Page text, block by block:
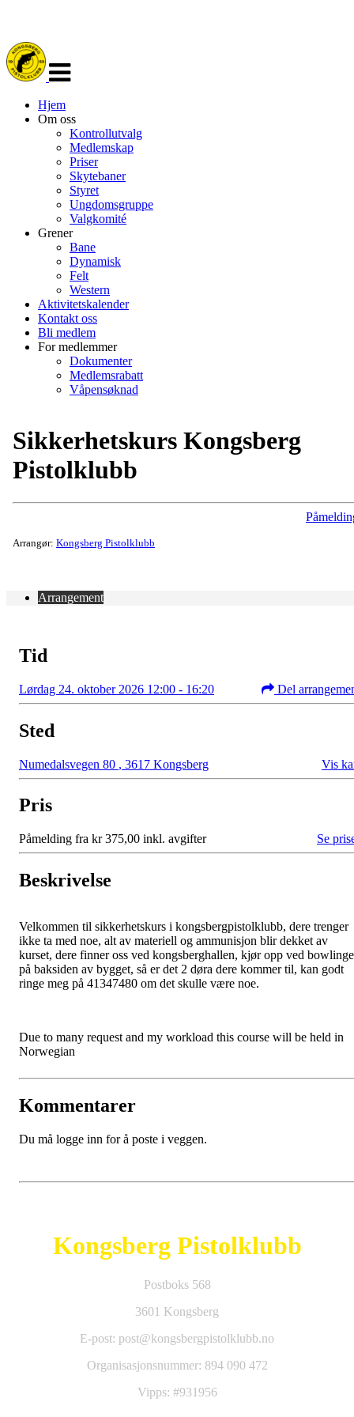
navigasjon
Hjem
Om oss
Kontrollutvalg
Medlemskap
Priser
Skytebaner
Styret
Ungdomsgruppe
Valgkomité
Grener
Bane
Dynamisk
Felt
Western
Aktivitetskalender
Kontakt oss
Bli medlem
For medlemmer
Dokumenter
Medlemsrabatt
Våpensøknad
Sikkerhetskurs Kongsberg
Pistolklubb
Arrangør: Kongsberg Pistolklubb
Arrangement
Tid
Lørdag 24. oktober 2026 12:00 - 16:20 Del
Sted
Numedalsvegen 80 , 3617 Kongsberg Vis
Pris
Påmelding fra kr 375,00 inkl. avgifter Se
Beskrivelse
Velkommen til sikkerhetskurs i kongsbergpistolklubb, dere trenger
ikke ta med noe, alt av materiell og ammunisjon blir dekket av
kurset, dere finner oss ved kongsberghallen, kjør opp ved
på baksiden av bygget, så er det 2 døra dere kommer til, kan godt
ringe meg på 41347480 om det skulle være noe.
Due to many request and my workload this course will be held in
Norwegian
Kommentarer
Du må logge inn for å poste i veggen.
Kongsberg Pistolklubb
Postboks 568
3601 Kongsberg
E-post: post@kongsbergpistolklubb.no
Organisasjonsnummer: 894 090 472
Vipps: #931956